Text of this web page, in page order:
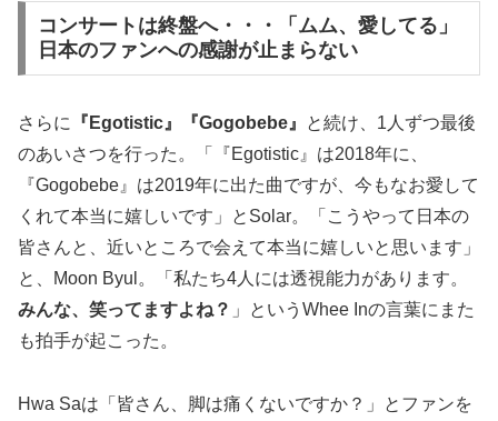
コンサートは終盤へ・・・「ムム、愛してる」
日本のファンへの感謝が止まらない
さらに 『Egotistic』『Gogobebe』
と続け、1人ずつ最後
のあいさつを行った。「『Egotistic』は2018年に、
『Gogobebe』は2019年に出た曲ですが、今もなお愛して
くれて本当に嬉しいです」とSolar。「こうやって日本の
皆さんと、近いところで会えて本当に嬉しいと思います」
と、Moon Byul。「私たち4人には透視能力があります。
みんな、笑ってますよね？ 」というWhee Inの言葉にまた
も拍手が起こった。
Hwa Saは「皆さん、脚は痛くないですか？」とファンを